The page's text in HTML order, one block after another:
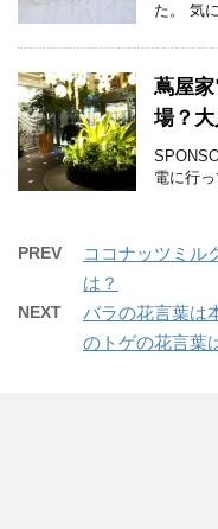
た。 気
蔦屋
場？大
電に行
PREV
ココナッツミル
は？
NEXT
バラの花言葉は
のトゲの花言葉